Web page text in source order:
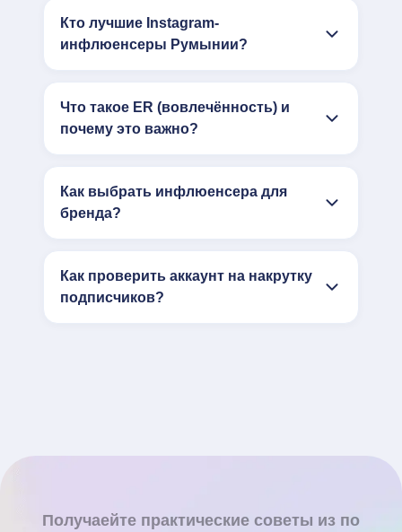
Кто лучшие Instagram-
инфлюенсеры Румынии?
Что такое ER (вовлечённость) и
почему это важно?
Как выбрать инфлюенсера для
бренда?
Как проверить аккаунт на накрутку
подписчиков?
Получаейте практические советы из по